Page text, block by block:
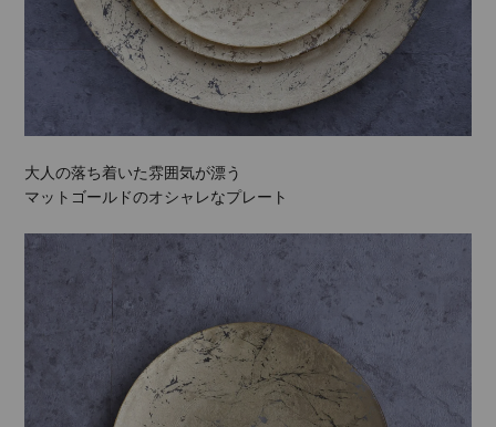
大人の落ち着いた雰囲気が漂う
マットゴールドのオシャレなプレート